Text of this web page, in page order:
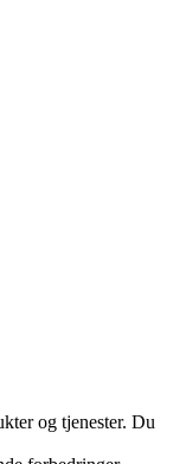
og tjenester. Du